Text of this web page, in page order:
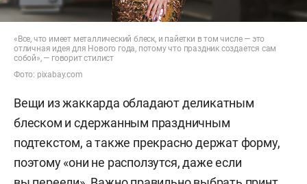
«Все, что имеет металлический блеск, и пайетки в том числе — это
отличная идея для Нового года, потому что праздник создается сам
собой», — говорит стилист
Фото: pixabay.com
Вещи из жаккарда обладают деликатным
блеском и сдержанным праздничным
подтекстом, а также прекрасно держат форму,
поэтому «они не расползутся, даже если